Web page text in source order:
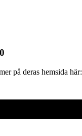
på deras hemsida